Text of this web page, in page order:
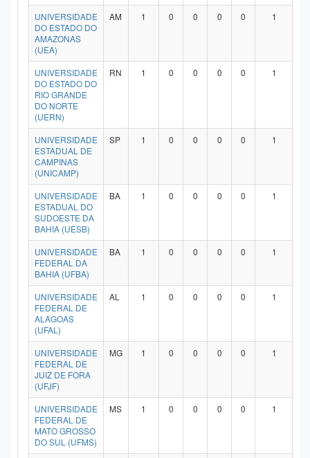
UNIVERSIDADE
DO ESTADO DO
AMAZONAS
(UEA)
AM 1 0 0 0 0 1
UNIVERSIDADE
DO ESTADO DO
RIO GRANDE
DO NORTE
(UERN)
RN 1 0 0 0 0 1
UNIVERSIDADE
ESTADUAL DE
CAMPINAS
(UNICAMP)
SP 1 0 0 0 0 1
UNIVERSIDADE
ESTADUAL DO
SUDOESTE DA
BAHIA (UESB)
BA 1 0 0 0 0 1
UNIVERSIDADE
FEDERAL DA
BAHIA (UFBA)
BA 1 0 0 0 0 1
UNIVERSIDADE
FEDERAL DE
ALAGOAS
(UFAL)
AL 1 0 0 0 0 1
UNIVERSIDADE
FEDERAL DE
JUIZ DE FORA
(UFJF)
MG 1 0 0 0 0 1
UNIVERSIDADE
FEDERAL DE
MATO GROSSO
DO SUL (UFMS)
MS 1 0 0 0 0 1